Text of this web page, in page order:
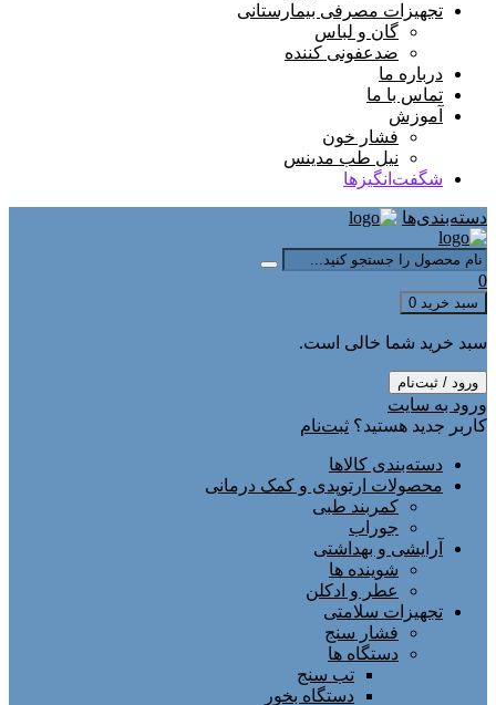
تجهیزات مصرفی بیمارستانی
گان و لباس
ضدعفونی کننده
درباره ما
تماس با ما
آموزش
فشار خون
نیل طب مدینس
شگفت‌انگیزها
دسته‌بندی‌ها
0
سبد خرید 0
سبد خرید شما خالی است.
ورود / ثبت‌نام
ورود به سایت
کاربر جدید هستید؟ ثبت‌نام
دسته‌بندی کالاها
محصولات ارتوپدی و کمک درمانی
کمربند طبی
جوراب
آرایشی و بهداشتی
شوینده ها
عطر و ادکلن
تجهیزات سلامتی
فشار سنج
دستگاه ها
تب سنج
دستگاه بخور